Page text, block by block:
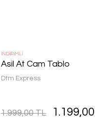
İNDİRİMLİ
Asil At Cam Tablo
Dtm Express
1.999,00 TL